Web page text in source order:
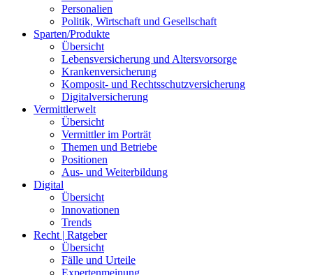
Personalien
Politik, Wirtschaft und Gesellschaft
Sparten/Produkte
Übersicht
Lebensversicherung und Altersvorsorge
Krankenversicherung
Komposit- und Rechtsschutzversicherung
Digitalversicherung
Vermittlerwelt
Übersicht
Vermittler im Porträt
Themen und Betriebe
Positionen
Aus- und Weiterbildung
Digital
Übersicht
Innovationen
Trends
Recht | Ratgeber
Übersicht
Fälle und Urteile